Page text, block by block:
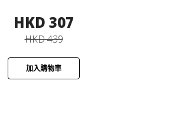
HKD 307
HKD 439
加入購物車